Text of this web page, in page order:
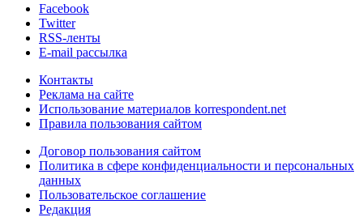
Facebook
Twitter
RSS-ленты
E-mail рассылка
Контакты
Реклама на сайте
Использование материалов korrespondent.net
Правила пользования сайтом
Договор пользования сайтом
Политика в сфере конфиденциальности и персональных
данных
Пользовательское соглашение
Редакция